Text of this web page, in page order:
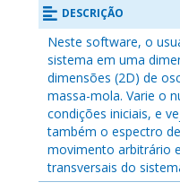
DESCRIÇÃO
Neste software, o
sistema em uma
dimensões (2D) de
massa-mola. Varie o
condições iniciais, e
também o espectro
movimento arbitrário
transversais do